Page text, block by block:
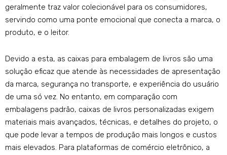
geralmente traz valor colecionável para os consumidores,
servindo como uma ponte emocional que conecta a marca, o
produto, e o leitor.
Devido a esta, as caixas para embalagem de livros são uma
solução eficaz que atende às necessidades de apresentação
da marca, segurança no transporte, e experiência do usuário
de uma só vez. No entanto, em comparação com
embalagens padrão, caixas de livros personalizadas exigem
materiais mais avançados, técnicas, e detalhes do projeto, o
que pode levar a tempos de produção mais longos e custos
mais elevados. Para plataformas de comércio eletrônico, a